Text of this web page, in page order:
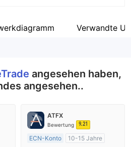
Verwandte
angesehen haben,
angesehen..
ATFX
Bewertung 9.21
ECN-Konto
10-15 Jahre